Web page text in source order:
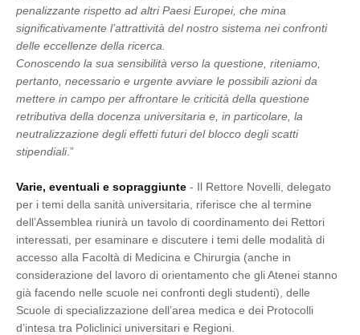
penalizzante rispetto ad altri Paesi Europei, che mina
significativamente l’attrattività del nostro sistema nei confronti
delle eccellenze della ricerca.
Conoscendo la sua sensibilità verso la questione, riteniamo,
pertanto, necessario e urgente avviare le possibili azioni da
mettere in campo per affrontare le criticità della questione
retributiva della docenza universitaria e, in particolare, la
neutralizzazione degli effetti futuri del blocco degli scatti
stipendiali.”
Varie, eventuali e sopraggiunte - Il Rettore Novelli, delegato
per i temi della sanità universitaria, riferisce che al termine
dell’Assemblea riunirà un tavolo di coordinamento dei Rettori
interessati, per esaminare e discutere i temi delle modalità di
accesso alla Facoltà di Medicina e Chirurgia (anche in
considerazione del lavoro di orientamento che gli Atenei stanno
già facendo nelle scuole nei confronti degli studenti), delle
Scuole di specializzazione dell’area medica e dei Protocolli
d’intesa tra Policlinici universitari e Regioni.